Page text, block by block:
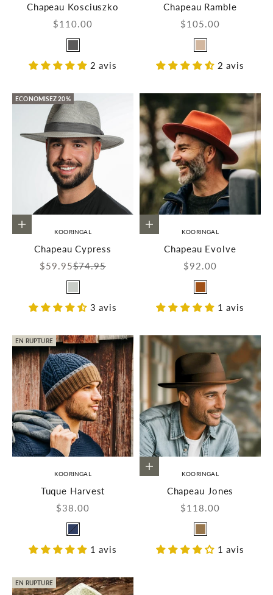
Chapeau Kosciuszko
Prix de vente
$110.00
Charcoal
2 avis
Chapeau Ramble
Prix de vente
$105.00
Taupe
2 avis
ECONOMISEZ 20%
Choisir les options
KOORINGAL
Chapeau Cypress
Prix de vente
$59.95Prix normal
$74.95
Gris
3 avis
Choisir les options
KOORINGAL
Chapeau Evolve
Prix de vente
$92.00
Rouille
1 avis
EN RUPTURE
KOORINGAL
Tuque Harvest
Prix de vente
$38.00
Couleur
Marine
1 avis
Choisir les options
KOORINGAL
Chapeau Jones
Prix de vente
$118.00
Brun
1 avis
EN RUPTURE